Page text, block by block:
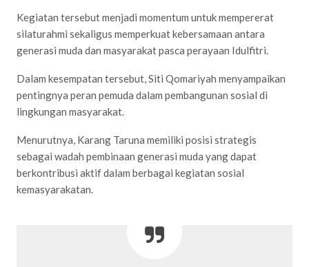
Kegiatan tersebut menjadi momentum untuk mempererat
silaturahmi sekaligus memperkuat kebersamaan antara
generasi muda dan masyarakat pasca perayaan Idulfitri.
Dalam kesempatan tersebut, Siti Qomariyah menyampaikan
pentingnya peran pemuda dalam pembangunan sosial di
lingkungan masyarakat.
Menurutnya, Karang Taruna memiliki posisi strategis
sebagai wadah pembinaan generasi muda yang dapat
berkontribusi aktif dalam berbagai kegiatan sosial
kemasyarakatan.